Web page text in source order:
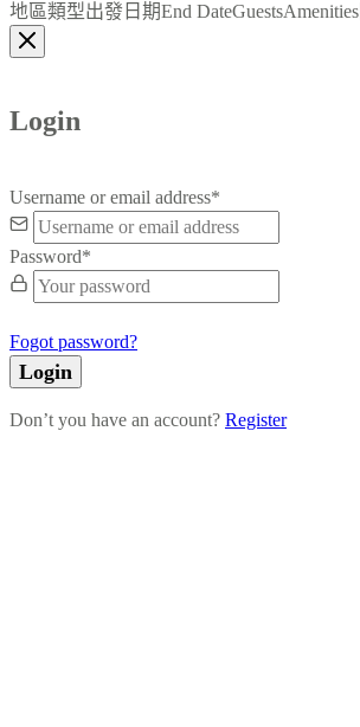
地區類型出發日期End DateGuestsAmenities
Login
Username or email address*
Password*
Fogot password?
Login
Don’t you have an account? Register